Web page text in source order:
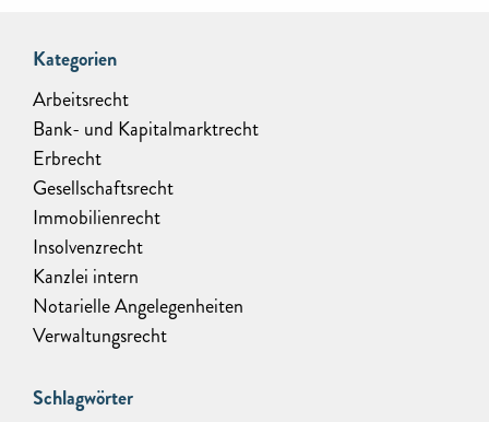
Kategorien
Arbeitsrecht
Bank- und Kapitalmarktrecht
Erbrecht
Gesellschaftsrecht
Immobilienrecht
Insolvenzrecht
Kanzlei intern
Notarielle Angelegenheiten
Verwaltungsrecht
Schlagwörter